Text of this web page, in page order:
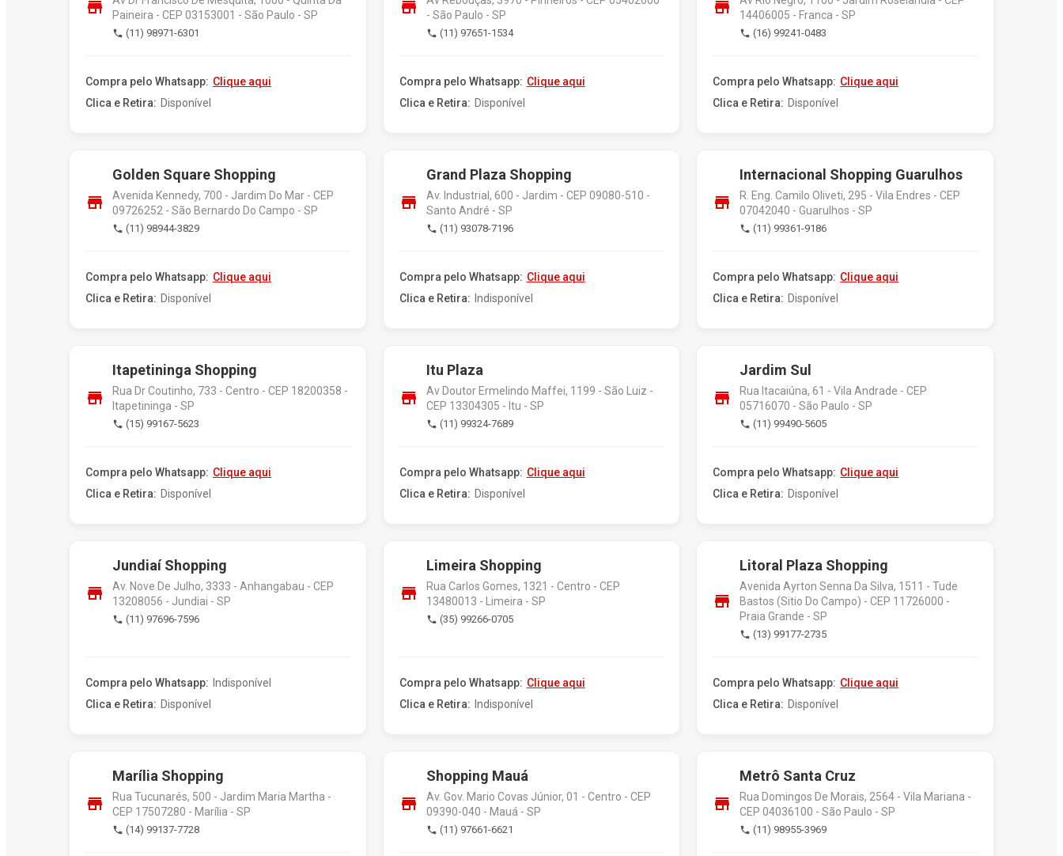
store
Paineira - CEP 03153001 - São Paulo - SP
phone (11) 98971-6301
Compra pelo Whatsapp: Clique aqui
Clica e Retira: Disponível
store
- São Paulo - SP
phone (11) 97651-1534
Compra pelo Whatsapp: Clique aqui
Clica e Retira: Disponível
store
14406005 - Franca - SP
phone (16) 99241-0483
Compra pelo Whatsapp: Clique aqui
Clica e Retira: Disponível
store
Golden Square Shopping
Avenida Kennedy, 700 - Jardim Do Mar - CEP
09726252 - São Bernardo Do Campo - SP
phone (11) 98944-3829
Compra pelo Whatsapp: Clique aqui
Clica e Retira: Disponível
store
Grand Plaza Shopping
Av. Industrial, 600 - Jardim - CEP 09080-510 -
Santo André - SP
phone (11) 93078-7196
Compra pelo Whatsapp: Clique aqui
Clica e Retira: Indisponível
store
Internacional Shopping Guarulhos
R. Eng. Camilo Oliveti, 295 - Vila Endres - CEP
07042040 - Guarulhos - SP
phone (11) 99361-9186
Compra pelo Whatsapp: Clique aqui
Clica e Retira: Disponível
store
Itapetininga Shopping
Rua Dr Coutinho, 733 - Centro - CEP 18200358 -
Itapetininga - SP
phone (15) 99167-5623
Compra pelo Whatsapp: Clique aqui
Clica e Retira: Disponível
store
Itu Plaza
Av Doutor Ermelindo Maffei, 1199 - São Luiz -
CEP 13304305 - Itu - SP
phone (11) 99324-7689
Compra pelo Whatsapp: Clique aqui
Clica e Retira: Disponível
store
Jardim Sul
Rua Itacaiúna, 61 - Vila Andrade - CEP
05716070 - São Paulo - SP
phone (11) 99490-5605
Compra pelo Whatsapp: Clique aqui
Clica e Retira: Disponível
store
Jundiaí Shopping
Av. Nove De Julho, 3333 - Anhangabau - CEP
13208056 - Jundiai - SP
phone (11) 97696-7596
Compra pelo Whatsapp: Indisponível
Clica e Retira: Disponível
store
Limeira Shopping
Rua Carlos Gomes, 1321 - Centro - CEP
13480013 - Limeira - SP
phone (35) 99266-0705
Compra pelo Whatsapp: Clique aqui
Clica e Retira: Indisponível
store
Litoral Plaza Shopping
Avenida Ayrton Senna Da Silva, 1511 - Tude
Bastos (Sitio Do Campo) - CEP 11726000 -
Praia Grande - SP
phone (13) 99177-2735
Compra pelo Whatsapp: Clique aqui
Clica e Retira: Disponível
store
Marília Shopping
Rua Tucunarés, 500 - Jardim Maria Martha -
CEP 17507280 - Marília - SP
phone (14) 99137-7728
store
Shopping Mauá
Av. Gov. Mario Covas Júnior, 01 - Centro - CEP
09390-040 - Mauá - SP
phone (11) 97661-6621
store
Metrô Santa Cruz
Rua Domingos De Morais, 2564 - Vila Mariana -
CEP 04036100 - São Paulo - SP
phone (11) 98955-3969